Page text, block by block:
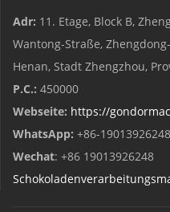
Adr: 11. Etage, Block B,
Wantong-Straße,
Henan, Stadt Zhengzhou,
P.C.: 450000
Webseite: https://
WhatsApp: +86-19013926248
Wechat: +86 19013926248